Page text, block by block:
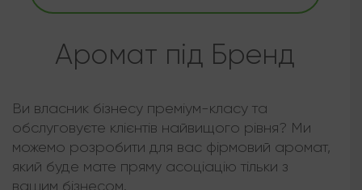
Аромат під Бренд
Ви власник бізнесу преміум-класу та
обслуговуєте клієнтів найвищого рівня? Ми
можемо розробити для вас фірмовий аромат,
який буде мате пряму асоціацію тільки з
вашим бізнесом.